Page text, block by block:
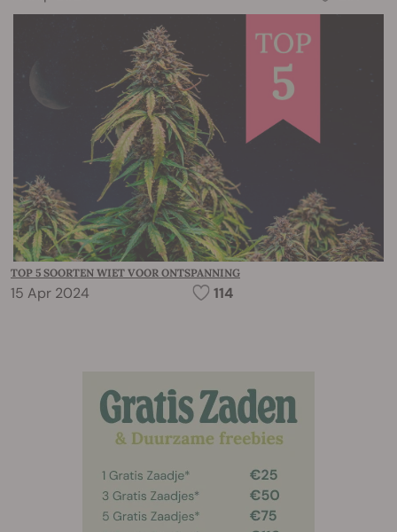
TOP 5 SOORTEN WIET VOOR ONTSPANNING
15 Apr 2024 114